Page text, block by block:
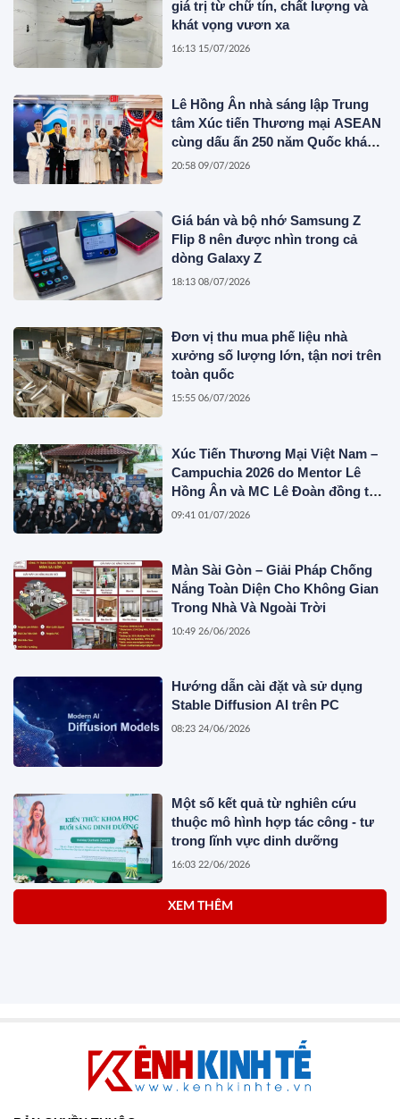
giá trị từ chữ tín, chất lượng và
khát vọng vươn xa
16:13 15/07/2026
Lê Hồng Ân nhà sáng lập Trung
tâm Xúc tiến Thương mại ASEAN
cùng dấu ấn 250 năm Quốc khánh
Hoa Kỳ
20:58 09/07/2026
Giá bán và bộ nhớ Samsung Z
Flip 8 nên được nhìn trong cả
dòng Galaxy Z
18:13 08/07/2026
Đơn vị thu mua phế liệu nhà
xưởng số lượng lớn, tận nơi trên
toàn quốc
15:55 06/07/2026
Xúc Tiến Thương Mại Việt Nam –
Campuchia 2026 do Mentor Lê
Hồng Ân và MC Lê Đoàn đồng tổ
chức
09:41 01/07/2026
Màn Sài Gòn – Giải Pháp Chống
Nắng Toàn Diện Cho Không Gian
Trong Nhà Và Ngoài Trời
10:49 26/06/2026
Hướng dẫn cài đặt và sử dụng
Stable Diffusion AI trên PC
08:23 24/06/2026
Một số kết quả từ nghiên cứu
thuộc mô hình hợp tác công - tư
trong lĩnh vực dinh dưỡng
16:03 22/06/2026
XEM THÊM